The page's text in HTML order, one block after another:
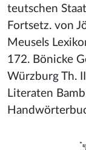
teutschen
Fortsetz. von
Meusels
172. Bönicke
Würzburg Th.
Literaten